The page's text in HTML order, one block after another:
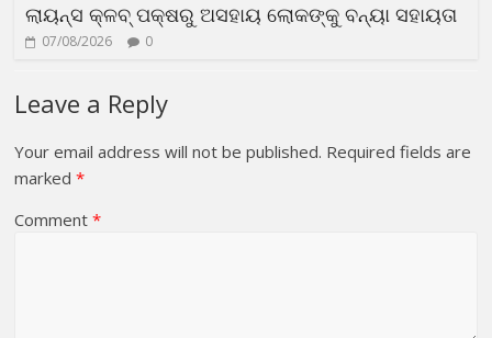
ଲାୟନ୍ସ କ୍ଳବ୍ ପକ୍ଷରୁ ଅସହାୟ ଲୋକଙ୍କୁ ବନ୍ୟା ସହାୟତା
07/08/2026 0
Leave a Reply
Your email address will not be published. Required fields are
marked*
Comment*